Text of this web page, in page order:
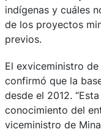
indígenas y cuáles
de los proyectos
previos.
El exviceministro
confirmó que la
desde el 2012.
conocimiento del
viceministro de